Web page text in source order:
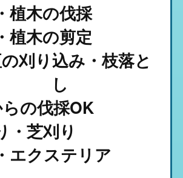
植木の伐採
の伐採OK
植木の剪定
・芝刈り
刈り込み・枝落と
し
エクステリア